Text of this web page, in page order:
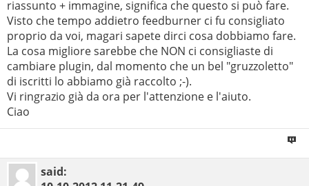
riassunto + immagine, significa che questo si può fare.
Visto che tempo addietro feedburner ci fu consigliato
proprio da voi, magari sapete dirci cosa dobbiamo fare.
La cosa migliore sarebbe che NON ci consigliaste di
cambiare plugin, dal momento che un bel "gruzzoletto"
di iscritti lo abbiamo già raccolto ;-).
Vi ringrazio già da ora per l'attenzione e l'aiuto.
Ciao
said: